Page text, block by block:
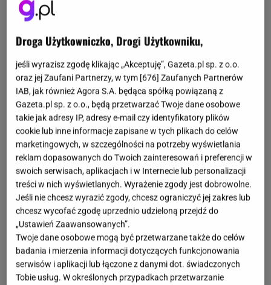
Droga Użytkowniczko, Drogi Użytkowniku,
jeśli wyrazisz zgodę klikając „Akceptuję”, Gazeta.pl sp. z o.o.
oraz jej Zaufani Partnerzy, w tym [676] Zaufanych Partnerów
IAB, jak również Agora S.A. będąca spółką powiązaną z
Gazeta.pl sp. z o.o., będą przetwarzać Twoje dane osobowe
takie jak adresy IP, adresy e-mail czy identyfikatory plików
cookie lub inne informacje zapisane w tych plikach do celów
marketingowych, w szczególności na potrzeby wyświetlania
reklam dopasowanych do Twoich zainteresowań i preferencji w
swoich serwisach, aplikacjach i w Internecie lub personalizacji
treści w nich wyświetlanych. Wyrażenie zgody jest dobrowolne.
Jeśli nie chcesz wyrazić zgody, chcesz ograniczyć jej zakres lub
chcesz wycofać zgodę uprzednio udzieloną przejdź do
„Ustawień Zaawansowanych”.
Twoje dane osobowe mogą być przetwarzane także do celów
badania i mierzenia informacji dotyczących funkcjonowania
serwisów i aplikacji lub łączone z danymi dot. świadczonych
Tobie usług. W określonych przypadkach przetwarzanie